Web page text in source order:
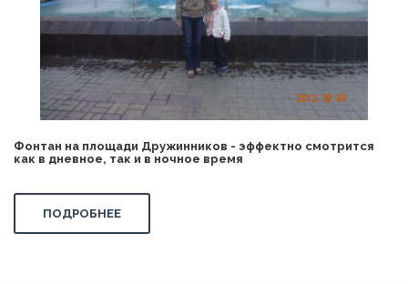
Фонтан на площади Дружинников - эффектно смотрится
как в дневное, так и в ночное время
ПОДРОБНЕЕ